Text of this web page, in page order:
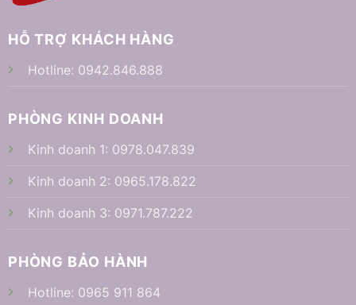
HỖ TRỢ KHÁCH HÀNG
Hotline: 0942.846.888
PHÒNG KINH DOANH
Kinh doanh 1: 0978.047.839
Kinh doanh 2: 0965.178.822
Kinh doanh 3: 0971.787.222
PHÒNG BẢO HÀNH
Hotline: 0965 911 864